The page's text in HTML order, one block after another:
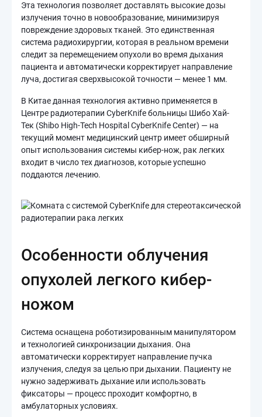
Эта технология позволяет доставлять высокие дозы
излучения точно в новообразование, минимизируя
повреждение здоровых тканей. Это единственная
система радиохирургии, которая в реальном времени
следит за перемещением опухоли во время дыхания
пациента и автоматически корректирует направление
луча, достигая сверхвысокой точности — менее 1 мм.
В Китае данная технология активно применяется в
Центре радиотерапии CyberKnife больницы Шибо Хай-
Тек (Shibo High-Tech Hospital CyberKnife Center) — на
текущий момент медицинский центр имеет обширный
опыт использования системы кибер-нож, рак легких
входит в число тех диагнозов, которые успешно
поддаются лечению.
Особенности облучения
опухолей легкого кибер-
ножом
Система оснащена роботизированным манипулятором
и технологией синхронизации дыхания. Она
автоматически корректирует направление пучка
излучения, следуя за целью при дыхании. Пациенту не
нужно задерживать дыхание или использовать
фиксаторы — процесс проходит комфортно, в
амбулаторных условиях.